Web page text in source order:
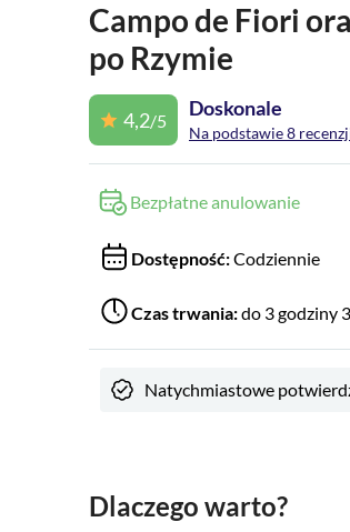
Campo de Fiori
po Rzymie
4,2/5
Doskonale
Na podstawie 8
Bezpłatne anulowanie
Dostępność:Codziennie
Czas trwania:do 3 godziny
Natychmiastowe
Dlaczego warto?